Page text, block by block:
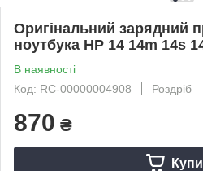
Оригінальний зарядний
ноутбука HP 14 14m 14s
В наявності
Код: RC-00000004908
Роздріб
870 ₴